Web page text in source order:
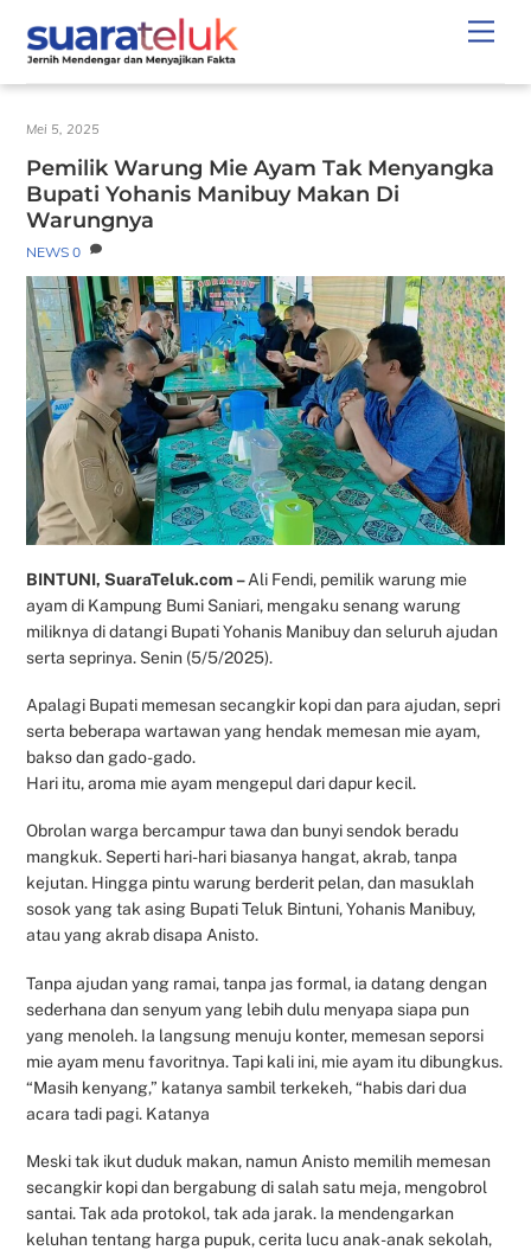
content
Mei 5, 2025
Pemilik Warung Mie Ayam Tak Menyangka
Bupati Yohanis Manibuy Makan Di
Warungnya
NEWS 0
BINTUNI, SuaraTeluk.com –Ali Fendi, pemilik warung mie
ayam di Kampung Bumi Saniari, mengaku senang warung
miliknya di datangi Bupati Yohanis Manibuy dan seluruh ajudan
serta seprinya. Senin (5/5/2025).
Apalagi Bupati memesan secangkir kopi dan para ajudan, sepri
serta beberapa wartawan yang hendak memesan mie ayam,
bakso dan gado-gado.
Hari itu, aroma mie ayam mengepul dari dapur kecil.
Obrolan warga bercampur tawa dan bunyi sendok beradu
mangkuk. Seperti hari-hari biasanya hangat, akrab, tanpa
kejutan. Hingga pintu warung berderit pelan, dan masuklah
sosok yang tak asing Bupati Teluk Bintuni, Yohanis Manibuy,
atau yang akrab disapa Anisto.
Tanpa ajudan yang ramai, tanpa jas formal, ia datang dengan
sederhana dan senyum yang lebih dulu menyapa siapa pun
yang menoleh. Ia langsung menuju konter, memesan seporsi
mie ayam menu favoritnya. Tapi kali ini, mie ayam itu dibungkus.
“Masih kenyang,” katanya sambil terkekeh, “habis dari dua
acara tadi pagi. Katanya
Meski tak ikut duduk makan, namun Anisto memilih memesan
secangkir kopi dan bergabung di salah satu meja, mengobrol
santai. Tak ada protokol, tak ada jarak. Ia mendengarkan
keluhan tentang harga pupuk, cerita lucu anak-anak sekolah,